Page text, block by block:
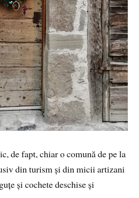
de fapt, chiar o comună de pe la
din turism și din micii artizani
și cochete deschise și